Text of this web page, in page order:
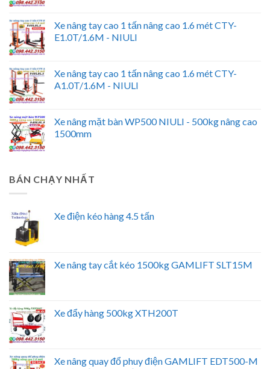
Xe nâng tay cao 1 tấn nâng cao 1.6 mét CTY-
E1.0T/1.6M - NIULI
Xe nâng tay cao 1 tấn nâng cao 1.6 mét CTY-
A1.0T/1.6M - NIULI
Xe nâng mặt bàn WP500 NIULI - 500kg nâng cao
1500mm
BÁN CHẠY NHẤT
Xe điện kéo hàng 4.5 tấn
Xe nâng tay cắt kéo 1500kg GAMLIFT SLT15M
Xe đẩy hàng 500kg XTH200T
Xe nâng quay đổ phuy điện GAMLIFT EDT500-M